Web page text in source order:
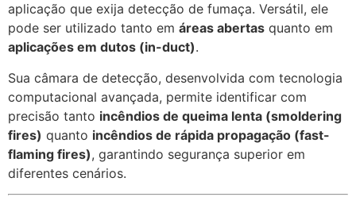
aplicação que exija detecção de fumaça. Versátil, ele
pode ser utilizado tanto em áreas abertas quanto em
aplicações em dutos (in-duct).
Sua câmara de detecção, desenvolvida com tecnologia
computacional avançada, permite identificar com
precisão tanto incêndios de queima lenta (smoldering
fires) quanto incêndios de rápida propagação (fast-
flaming fires), garantindo segurança superior em
diferentes cenários.